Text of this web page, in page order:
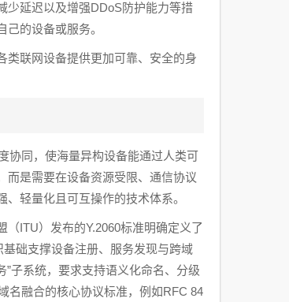
少延迟以及增强DDoS防护能力等措
的设备或服务。
类联网设备提供更加可靠、安全的身
协同，使海量异构设备能通过人类可
而是需要在设备资源受限、通信协议
轻量化且可互操作的技术体系。
ITU）发布的Y.2060标准明确定义了
础支撑设备注册、服务发现与跨域
子系统，要求支持语义化命名、分级
名融合的核心协议标准，例如RFC 84